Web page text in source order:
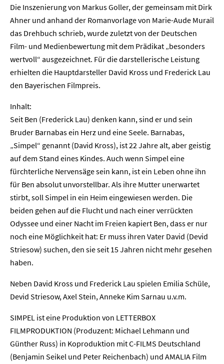
Die Inszenierung von Markus Goller, der gemeinsam mit Dirk
Ahner und anhand der Romanvorlage von Marie-Aude Murail
das Drehbuch schrieb, wurde zuletzt von der Deutschen
Film- und Medienbewertung mit dem Prädikat „besonders
wertvoll“ ausgezeichnet. Für die darstellerische Leistung
erhielten die Hauptdarsteller David Kross und Frederick Lau
den Bayerischen Filmpreis.
Inhalt:
Seit Ben (Frederick Lau) denken kann, sind er und sein
Bruder Barnabas ein Herz und eine Seele. Barnabas,
„Simpel“ genannt (David Kross), ist 22 Jahre alt, aber geistig
auf dem Stand eines Kindes. Auch wenn Simpel eine
fürchterliche Nervensäge sein kann, ist ein Leben ohne ihn
für Ben absolut unvorstellbar. Als ihre Mutter unerwartet
stirbt, soll Simpel in ein Heim eingewiesen werden. Die
beiden gehen auf die Flucht und nach einer verrückten
Odyssee und einer Nacht im Freien kapiert Ben, dass er nur
noch eine Möglichkeit hat: Er muss ihren Vater David (Devid
Striesow) suchen, den sie seit 15 Jahren nicht mehr gesehen
haben.
Neben David Kross und Frederick Lau spielen Emilia Schüle,
Devid Striesow, Axel Stein, Anneke Kim Sarnau u.v.m.
SIMPEL ist eine Produktion von LETTERBOX
FILMPRODUKTION (Produzent: Michael Lehmann und
Günther Russ) in Koproduktion mit C-FILMS Deutschland
(Benjamin Seikel und Peter Reichenbach) und AMALIA Film
Home
Presse
Karriere
Kontakt